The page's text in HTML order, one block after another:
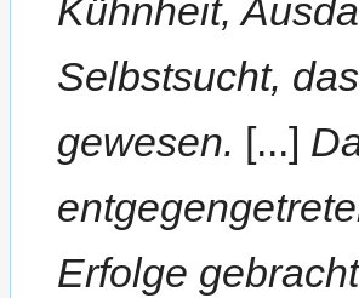
Kühnheit,
Selbstsucht,
gewesen. [...]
Erfolge